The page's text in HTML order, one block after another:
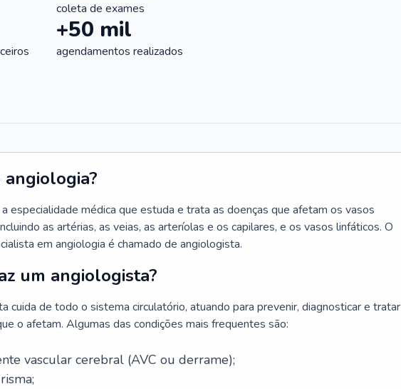
coleta de exames
+50 mil
agendamentos realizados
angiologia?
especialidade médica que estuda e trata as doenças que afetam os vasos
as artérias, as veias, as arteríolas e os capilares, e os vasos linfáticos. O
em angiologia é chamado de angiologista.
um angiologista?
cuida de todo o sistema circulatório, atuando para prevenir, diagnosticar e tratar
o afetam. Algumas das condições mais frequentes são:
vascular cerebral (AVC ou derrame);